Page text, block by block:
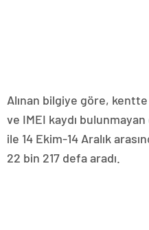
Alınan bilgiye göre,
ve IMEI kaydı
ile 14 Ekim-14 Aralık
22 bin 217 defa aradı.